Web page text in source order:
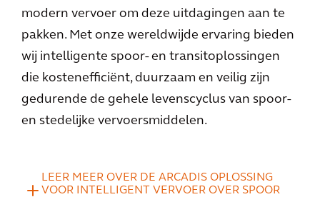
modern vervoer om deze uitdagingen aan te
pakken. Met onze wereldwijde ervaring bieden
wij intelligente spoor- en transitoplossingen
die kostenefficiënt, duurzaam en veilig zijn
gedurende de gehele levenscyclus van spoor-
en stedelijke vervoersmiddelen.
LEER MEER OVER DE ARCADIS OPLOSSING
VOOR INTELLIGENT VERVOER OVER SPOOR